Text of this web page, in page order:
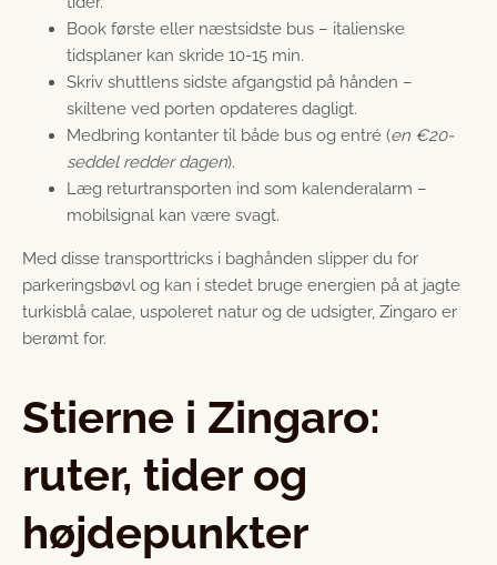
Book første eller næstsidste bus – italienske
tidsplaner kan skride 10-15 min.
Skriv shuttlens sidste afgangstid på hånden –
skiltene ved porten opdateres dagligt.
Medbring kontanter til både bus og entré (en €20-
seddel redder dagen).
Læg returtransporten ind som kalenderalarm –
mobilsignal kan være svagt.
Med disse transporttricks i baghånden slipper du for
parkeringsbøvl og kan i stedet bruge energien på at jagte
turkisblå calae, uspoleret natur og de udsigter, Zingaro er
berømt for.
Stierne i Zingaro:
ruter, tider og
højdepunkter